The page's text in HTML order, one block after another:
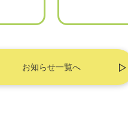
お知らせ一覧へ